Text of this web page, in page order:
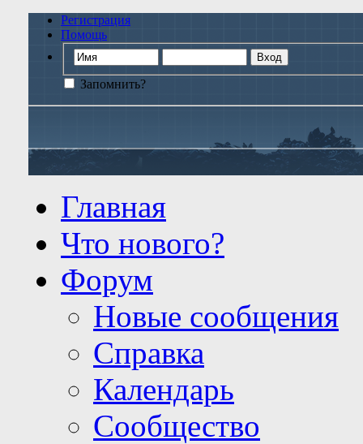
Регистрация
Помощь
Запомнить?
Главная
Что нового?
Форум
Новые сообщения
Справка
Календарь
Сообщество